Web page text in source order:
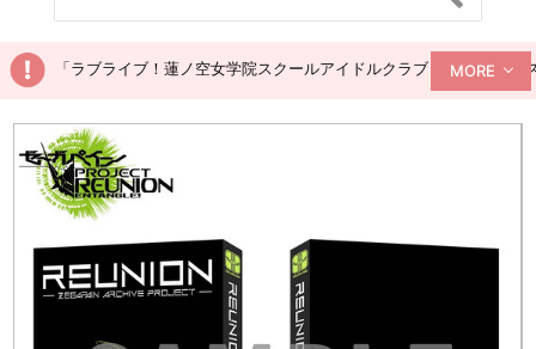
「ラブライブ！蓮ノ空女学院スクールアイドルクラブ ぬいぐるみ
MORE